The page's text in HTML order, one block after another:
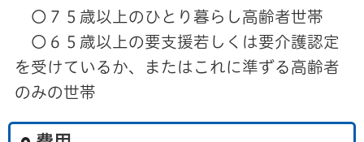
〇７５歳以上のひとり暮らし高齢者世帯
〇６５歳以上の要支援若しくは要介護認定
を受けているか、またはこれに準ずる高齢者
のみの世帯